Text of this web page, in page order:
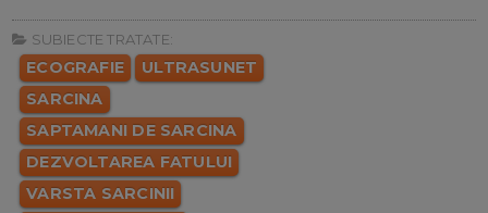
SUBIECTE TRATATE:
ECOGRAFIE
ULTRASUNET
SARCINA
SAPTAMANI DE SARCINA
DEZVOLTAREA FATULUI
VARSTA SARCINII